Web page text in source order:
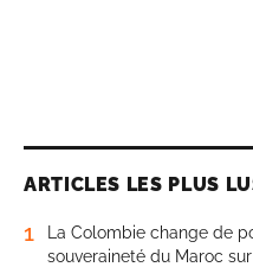
ARTICLES LES PLUS
1
La Colombie change de
souveraineté du Maroc